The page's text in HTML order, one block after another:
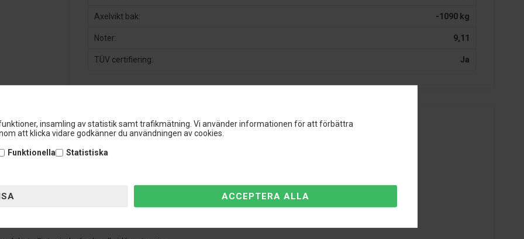
insamling av statistik samt trafikmätning. Vi använder informationen för att förbättra
att klicka vidare godkänner du användningen av cookies.
Funktionella
Statistiska
Axelvikt bak: -1090 kg
Noter: 9,11
TÜV certifiering: Ja
på ca: 20 mm både fram och bak, men på vissa modeller är sänkning med upp till 60 mm möjlig.
stötdämpare för att ge dig bästa resultat när de installerats.
din bil utan även för att uppnå önskad sänkning.
högkvalitativa tätningar.